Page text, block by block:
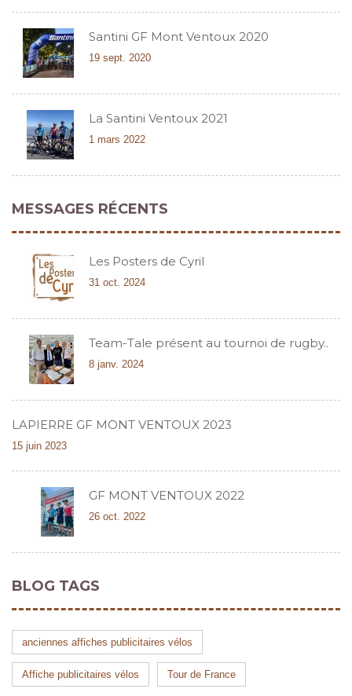
Santini GF Mont Ventoux 2020
19 sept. 2020
La Santini Ventoux 2021
1 mars 2022
MESSAGES RÉCENTS
Les Posters de Cyril
31 oct. 2024
Team-Tale présent au tournoi de rugby..
8 janv. 2024
LAPIERRE GF MONT VENTOUX 2023
15 juin 2023
GF MONT VENTOUX 2022
26 oct. 2022
BLOG TAGS
anciennes affiches publicitaires vélos
Affiche publicitaires vélos Tour de France